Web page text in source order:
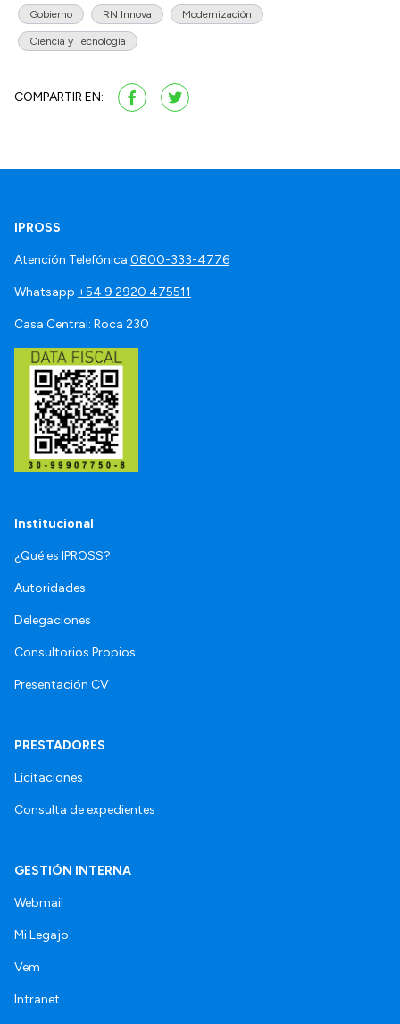
Gobierno RN Innova Modernización
Ciencia y Tecnología
COMPARTIR EN:
IPROSS
Atención Telefónica 0800-333-4776
Whatsapp +54 9 2920 475511
Casa Central: Roca 230
Institucional
¿Qué es IPROSS?
Autoridades
Delegaciones
Consultorios Propios
Presentación CV
PRESTADORES
Licitaciones
Consulta de expedientes
GESTIÓN INTERNA
Webmail
Mi Legajo
Vem
Intranet